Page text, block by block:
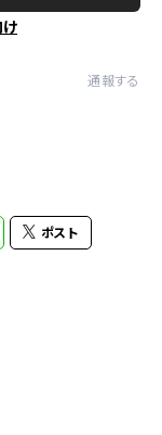
通報する
ポスト